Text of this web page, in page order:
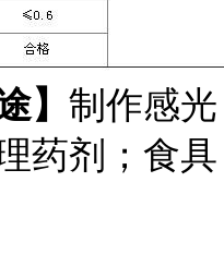
】 制作感光
药剂；食具